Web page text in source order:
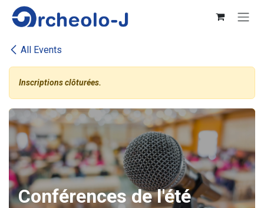
Se rendre au contenu
All Events
Inscriptions clôturées.
Conférences de l'été